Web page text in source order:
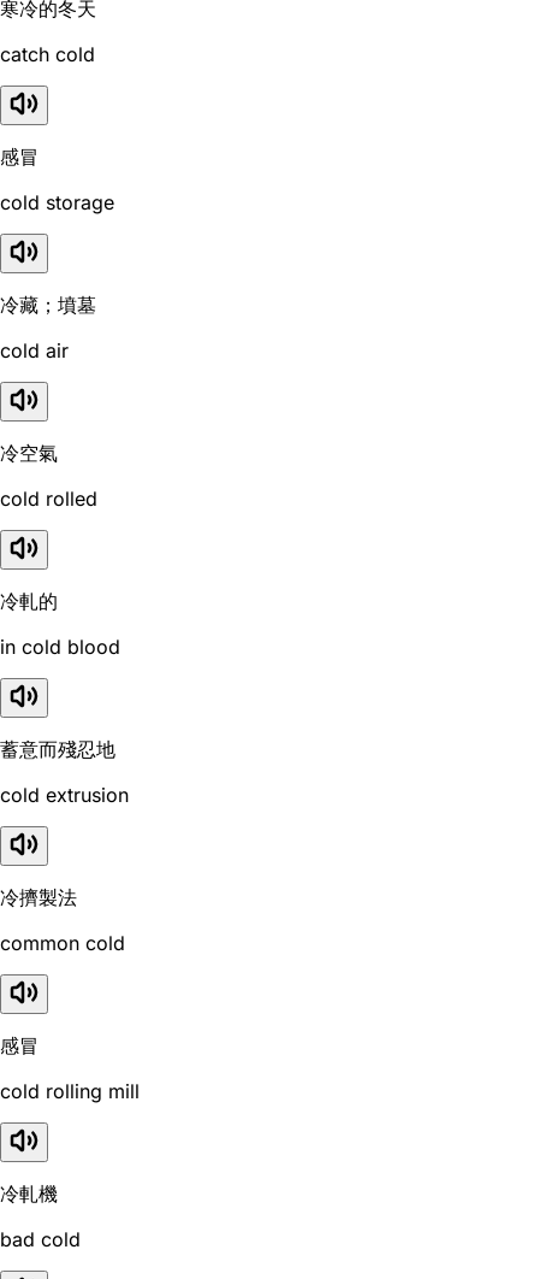
寒冷的冬天
catch cold
感冒
cold storage
冷藏；墳墓
cold air
冷空氣
cold rolled
冷軋的
in cold blood
蓄意而殘忍地
cold extrusion
冷擠製法
common cold
感冒
cold rolling mill
冷軋機
bad cold